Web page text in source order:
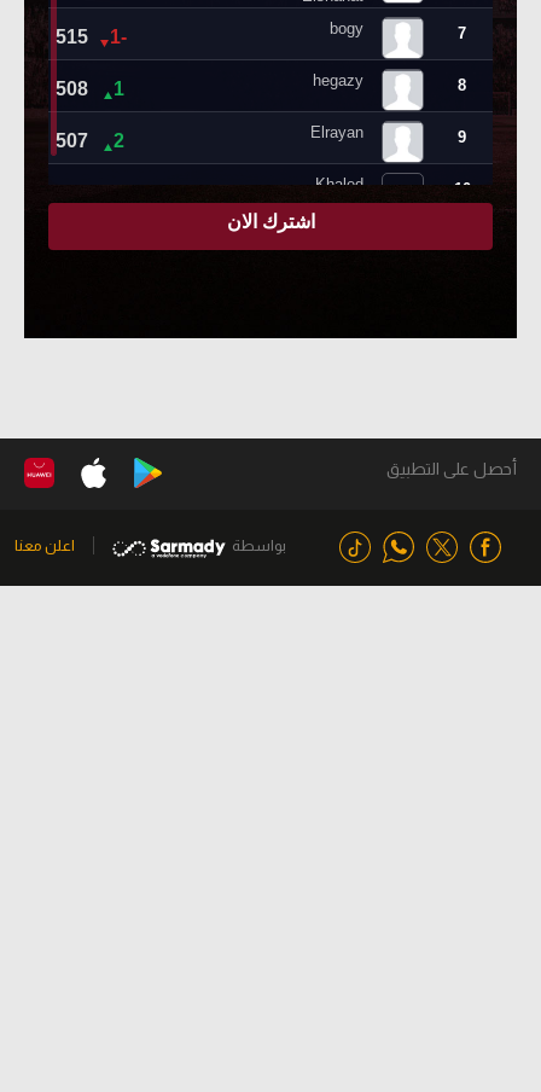
أحصل على التطبيق
بواسطة اعلن معنا